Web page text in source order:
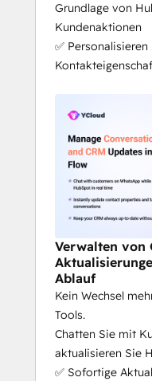
Grundlage von
Kundenaktionen
✅
Verwalten von
Ablauf
Kein Wechsel
Tools.
Chatten Sie mit
aktualisieren Sie
✅ Sofortige